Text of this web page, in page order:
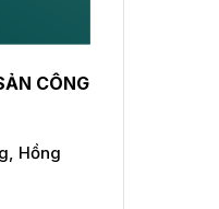
CÔNG
Hồng